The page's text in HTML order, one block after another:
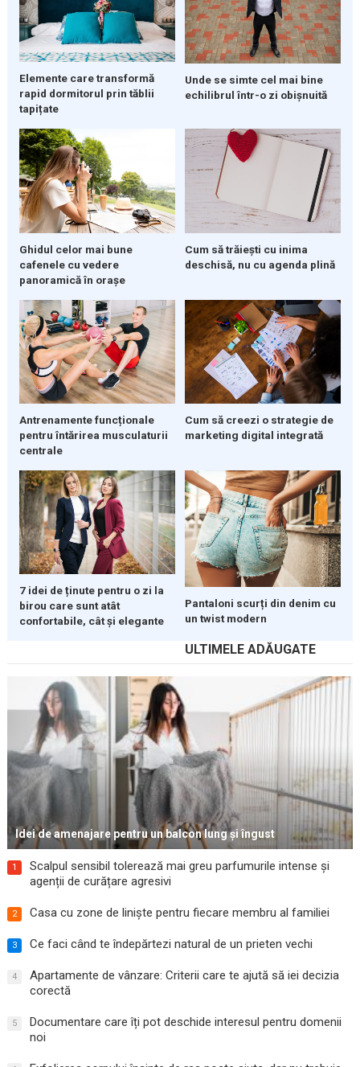
Elemente care transformă
rapid dormitorul prin tăblii
tapițate
Unde se simte cel mai bine
echilibrul într-o zi obișnuită
Ghidul celor mai bune
cafenele cu vedere
panoramică în orașe
Cum să trăiești cu inima
deschisă, nu cu agenda plină
Antrenamente funcționale
pentru întărirea musculaturii
centrale
Cum să creezi o strategie de
marketing digital integrată
7 idei de ținute pentru o zi la
birou care sunt atât
confortabile, cât și elegante
Pantaloni scurți din denim cu
un twist modern
ULTIMELE ADĂUGATE
Idei de amenajare pentru un balcon lung și îngust
1
Scalpul sensibil tolerează mai greu parfumurile intense și
agenții de curățare agresivi
2 Casa cu zone de liniște pentru fiecare membru al familiei
3 Ce faci când te îndepărtezi natural de un prieten vechi
4
Apartamente de vânzare: Criterii care te ajută să iei decizia
corectă
5
Documentare care îți pot deschide interesul pentru domenii
noi